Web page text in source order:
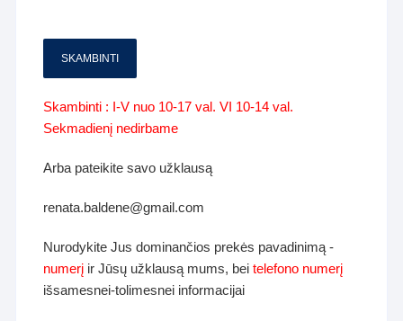
SKAMBINTI
Skambinti : I-V nuo 10-17 val. VI 10-14 val.
Sekmadienį nedirbame
Arba pateikite savo užklausą
renata.baldene@gmail.com
Nurodykite Jus dominančios prekės pavadinimą -
numerį ir Jūsų užklausą mums, beitelefono numerį
išsamesnei-tolimesnei informacijai